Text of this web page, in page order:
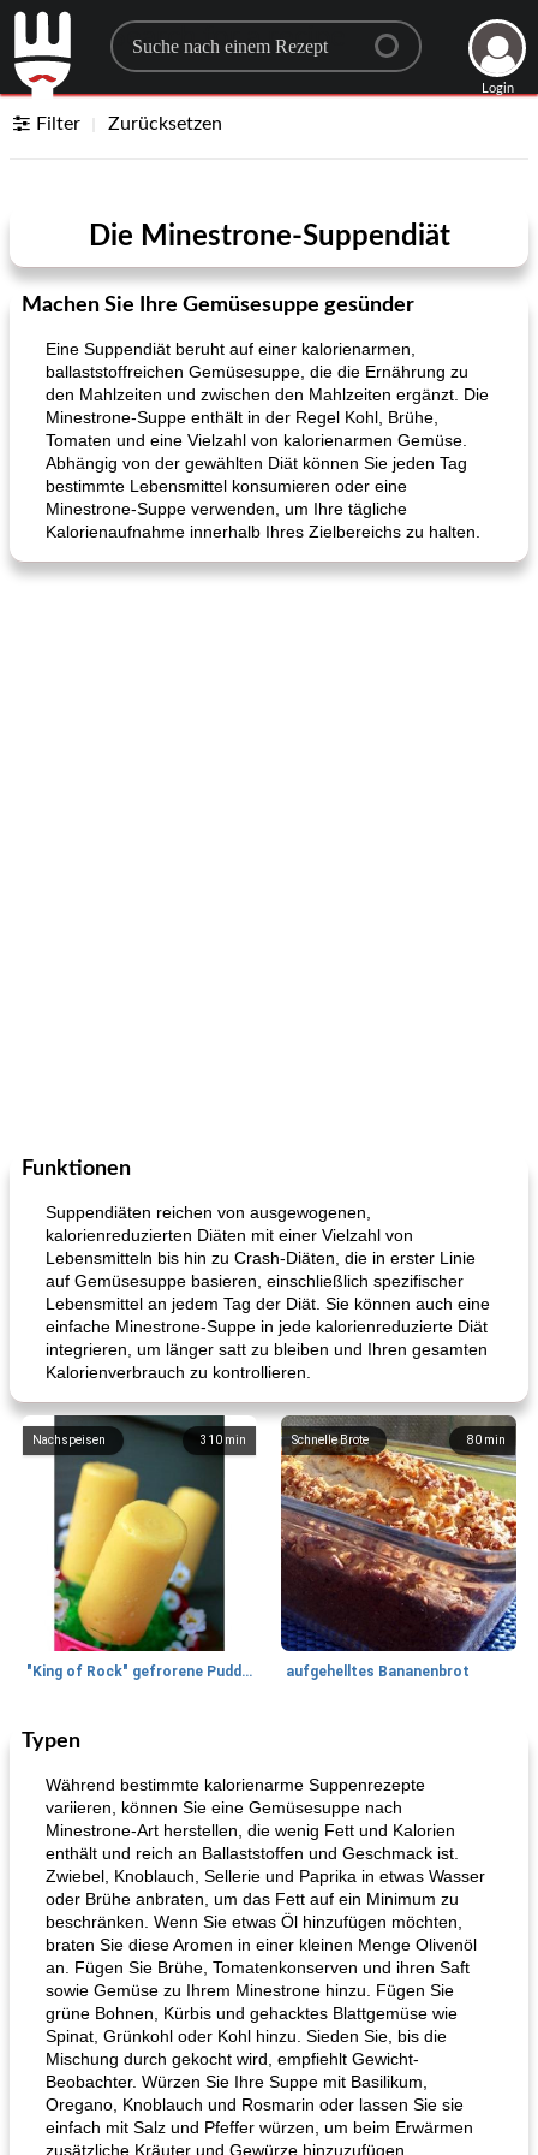
Search for a recipe
Login
Filter Zurücksetzen
Die Minestrone-Suppendiät
Machen Sie Ihre Gemüsesuppe gesünder
Eine Suppendiät beruht auf einer kalorienarmen,
ballaststoffreichen Gemüsesuppe, die die Ernährung zu
den Mahlzeiten und zwischen den Mahlzeiten ergänzt. Die
Minestrone-Suppe enthält in der Regel Kohl, Brühe,
Tomaten und eine Vielzahl von kalorienarmen Gemüse.
Abhängig von der gewählten Diät können Sie jeden Tag
bestimmte Lebensmittel konsumieren oder eine
Minestrone-Suppe verwenden, um Ihre tägliche
Kalorienaufnahme innerhalb Ihres Zielbereichs zu halten.
Funktionen
Suppendiäten reichen von ausgewogenen,
kalorienreduzierten Diäten mit einer Vielzahl von
Lebensmitteln bis hin zu Crash-Diäten, die in erster Linie
auf Gemüsesuppe basieren, einschließlich spezifischer
Lebensmittel an jedem Tag der Diät. Sie können auch eine
einfache Minestrone-Suppe in jede kalorienreduzierte Diät
integrieren, um länger satt zu bleiben und Ihren gesamten
Kalorienverbrauch zu kontrollieren.
310 min
Nachspeisen
"King of Rock" gefrorene Pudding Pops
80 min
Schnelle Brote
aufgehelltes Bananenbrot
Mittagessen / Snacks
Hühnchen, Süßkartoffelsuppe
Typen
Während bestimmte kalorienarme Suppenrezepte
variieren, können Sie eine Gemüsesuppe nach
Minestrone-Art herstellen, die wenig Fett und Kalorien
enthält und reich an Ballaststoffen und Geschmack ist.
Zwiebel, Knoblauch, Sellerie und Paprika in etwas Wasser
oder Brühe anbraten, um das Fett auf ein Minimum zu
beschränken. Wenn Sie etwas Öl hinzufügen möchten,
braten Sie diese Aromen in einer kleinen Menge Olivenöl
an. Fügen Sie Brühe, Tomatenkonserven und ihren Saft
sowie Gemüse zu Ihrem Minestrone hinzu. Fügen Sie
grüne Bohnen, Kürbis und gehacktes Blattgemüse wie
Spinat, Grünkohl oder Kohl hinzu. Sieden Sie, bis die
Mischung durch gekocht wird, empfiehlt Gewicht-
Beobachter. Würzen Sie Ihre Suppe mit Basilikum,
Oregano, Knoblauch und Rosmarin oder lassen Sie sie
einfach mit Salz und Pfeffer würzen, um beim Erwärmen
zusätzliche Kräuter und Gewürze hinzuzufügen.